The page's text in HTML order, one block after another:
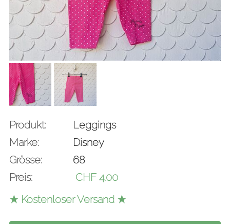
Produkt:
Leggings
Marke:
Disney
Grösse:
68
Preis:
CHF4.00
★ Kostenloser Versand ★